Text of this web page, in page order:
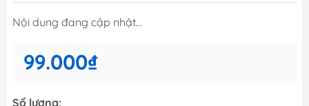
Nội dung đang cập nhật...
99.000₫
Số lượng: